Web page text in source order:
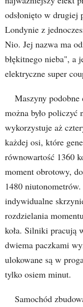
odsłonięto w drugiej
Londynie z
Nio. Jej nazwa ma
błękitnego nieba", a
elektryczne super
Maszyny
można było policzyć
wykorzystuje aż
każdej osi, które
równowartość 1360
moment obrotowy,
1480
indywidualne
rozdzielania
koła. Silniki pracują
dwiema paczkami
ulokowane są w
tylko osiem minut.
Samochód